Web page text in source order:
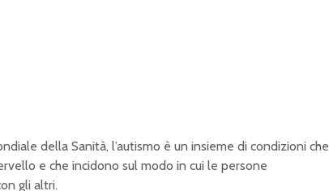
della Sanità, l’autismo è un insieme di condizioni che
e che incidono sul modo in cui le persone
gli altri.